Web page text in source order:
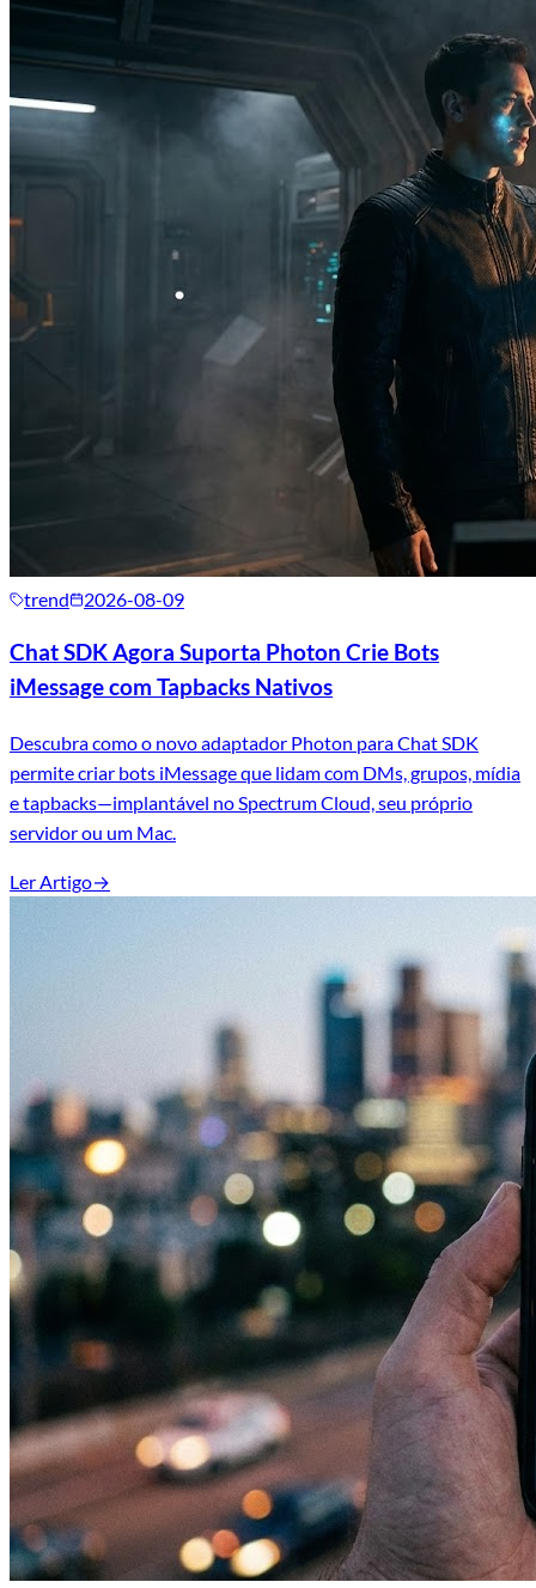
trend 2026-08-09
Chat SDK Agora Suporta Photon Crie Bots
iMessage com Tapbacks Nativos
Descubra como o novo adaptador Photon para Chat SDK
permite criar bots iMessage que lidam com DMs, grupos, mídia
e tapbacks—implantável no Spectrum Cloud, seu próprio
servidor ou um Mac.
Ler Artigo→